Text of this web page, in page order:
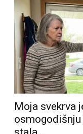
Moja svekrva
osmogodišnju